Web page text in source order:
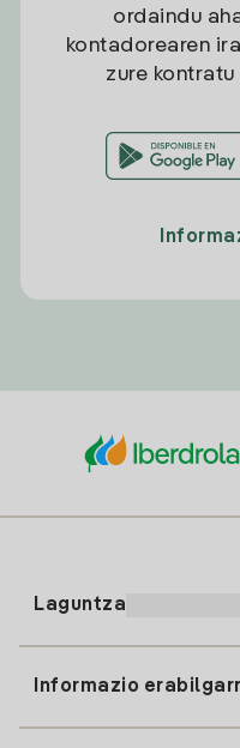
ordaindu
kontadorearen
zure
Laguntza
Informazio